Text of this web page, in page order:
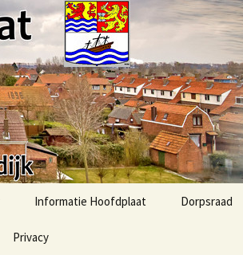
Informatie Hoofdplaat
Activiteiten Agenda
Hoofdplaat
Dorpsraad
Privacy